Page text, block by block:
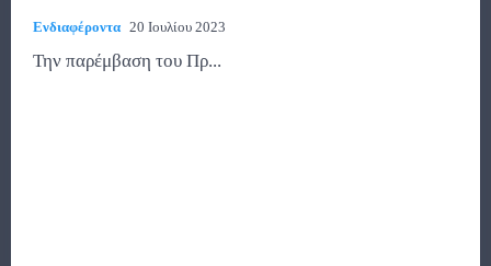
Ενδιαφέροντα 20 Ιουλίου 2023
Την παρέμβαση του Πρ...